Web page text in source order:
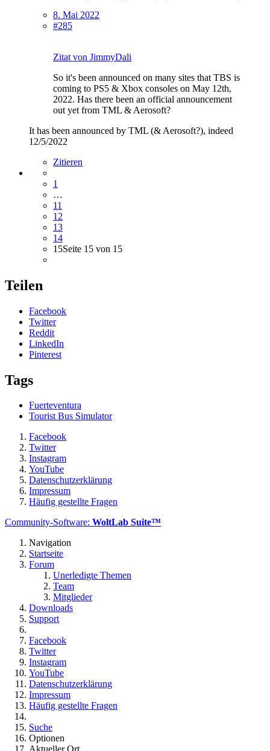
8. Mai 2022
#285
Zitat von JimmyDali
So it's been announced on many sites that TBS is
coming to PS5 & Xbox consoles on May 12th,
2022. Has there been an official announcement
out yet from TML & Aerosoft?
It has been announced by TML (& Aerosoft?), indeed
12/5/2022
Zitieren
1
…
11
12
13
14
15Seite 15 von 15
Teilen
Facebook
Twitter
Reddit
LinkedIn
Pinterest
Tags
Fuerteventura
Tourist Bus Simulator
Facebook
Twitter
Instagram
YouTube
Datenschutzerklärung
Impressum
Häufig gestellte Fragen
Community-Software: WoltLab Suite™
Navigation
Startseite
Forum
Unerledigte Themen
Team
Mitglieder
Downloads
Support
Facebook
Twitter
Instagram
YouTube
Datenschutzerklärung
Impressum
Häufig gestellte Fragen
Suche
Optionen